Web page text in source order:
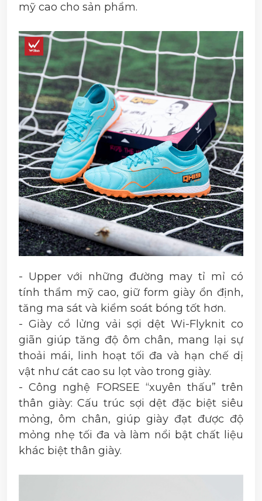
mỹ cao cho sản phẩm.
- Upper với những đường may tỉ mỉ có
tính thẩm mỹ cao, giữ form giày ổn định,
tăng ma sát và kiểm soát bóng tốt hơn.
- Giày cổ lửng vải sợi dệt Wi-Flyknit co
giãn giúp tăng độ ôm chân, mang lại sự
thoải mái, linh hoạt tối đa và hạn chế dị
vật như cát cao su lọt vào trong giày.
- Công nghệ FORSEE “xuyên thấu” trên
thân giày: Cấu trúc sợi dệt đặc biệt siêu
mỏng, ôm chân, giúp giày đạt được độ
mỏng nhẹ tối đa và làm nổi bật chất liệu
khác biệt thân giày.